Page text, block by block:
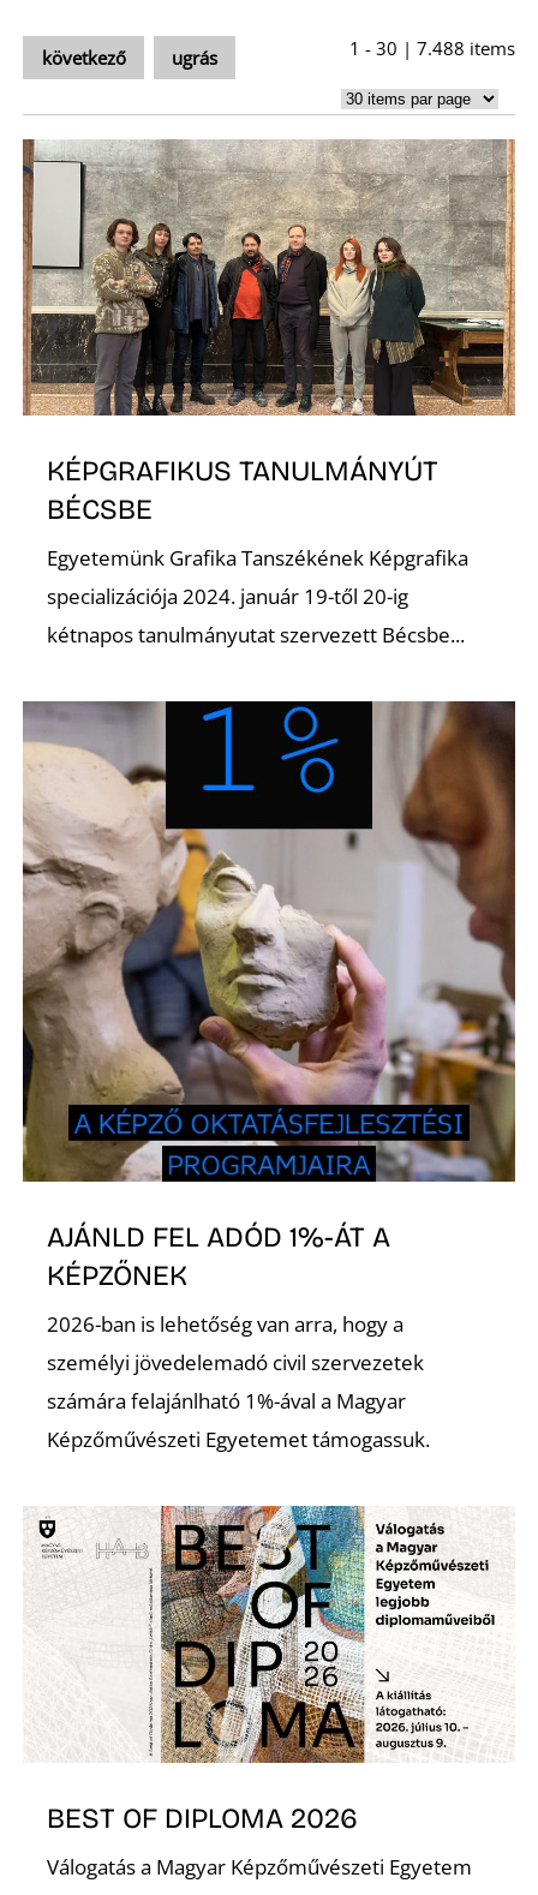
következő ugrás 1 - 30 | 7.488 items
KÉPGRAFIKUS TANULMÁNYÚT
BÉCSBE
Egyetemünk Grafika Tanszékének Képgrafika
specializációja 2024. január 19-től 20-ig
kétnapos tanulmányutat szervezett Bécsbe...
AJÁNLD FEL ADÓD 1%-ÁT A
KÉPZŐNEK
2026-ban is lehetőség van arra, hogy a
személyi jövedelemadó civil szervezetek
számára felajánlható 1%-ával a Magyar
Képzőművészeti Egyetemet támogassuk.
BEST OF DIPLOMA 2026
Válogatás a Magyar Képzőművészeti Egyetem